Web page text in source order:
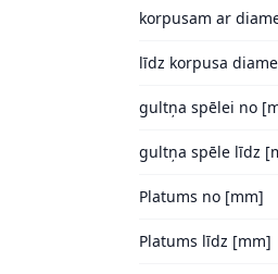
korpusam ar
līdz korpusa
gultņa spēlei no
gultņa spēle līdz
Platums no [mm]
Platums līdz [mm]